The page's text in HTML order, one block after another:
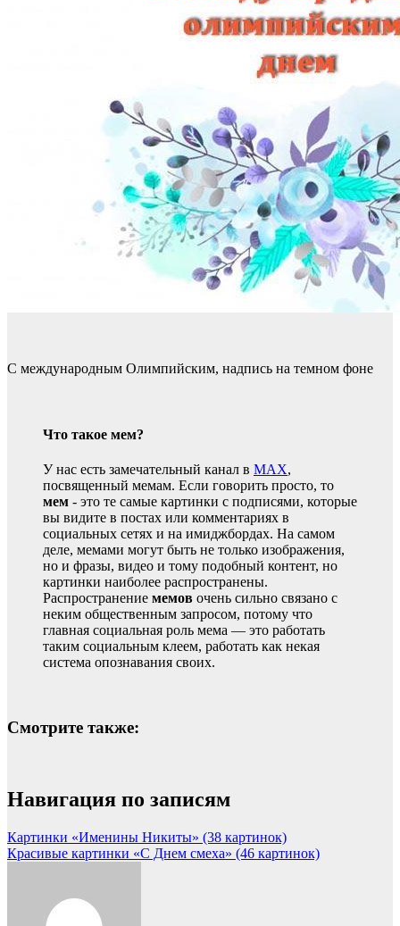
С международным Олимпийским, надпись на темном фоне
Что такое мем?
У нас есть замечательный канал в MAX,
посвященный мемам. Если говорить просто, то
мем - это те самые картинки с подписями, которые
вы видите в постах или комментариях в
социальных сетях и на имиджбордах. На самом
деле, мемами могут быть не только изображения,
но и фразы, видео и тому подобный контент, но
картинки наиболее распространены.
Распространение мемов очень сильно связано с
неким общественным запросом, потому что
главная социальная роль мема — это работать
таким социальным клеем, работать как некая
система опознавания своих.
Смотрите также:
Навигация по записям
Картинки «Именины Никиты» (38 картинок)
Красивые картинки «С Днем смеха» (46 картинок)